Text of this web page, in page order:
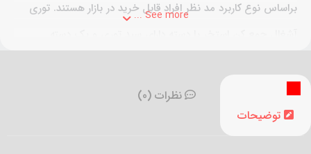
براساس نوع کاربرد مد نظر افراد قابل خرید در بازار هستند. توری
از بیرون استخر با هدایت آن برگ‌ها و سایر مواد معلق را به دام
انداخت. استفاده از اشغال جمع کن استخر یا برگ جمع کن استخر
برای حفظ نظافت و پاکیزگی آب استخر بسیار مهم و حیاتی
See more ...
توضیحات
نظرات (0)